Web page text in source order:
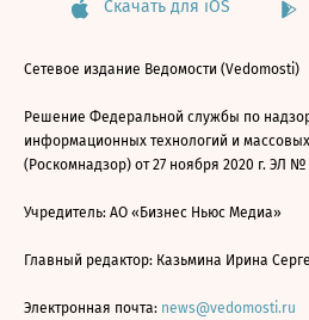
Скачать для iOS
Сетевое издание Ведомости (Vedomosti)
Решение Федеральной службы по
информационных технологий и
(Роскомнадзор) от 27 ноября 2020 г. ЭЛ №
Учредитель: АО «Бизнес Ньюс Медиа»
Главный редактор: Казьмина Ирина
Электронная почта: news@vedomosti.ru